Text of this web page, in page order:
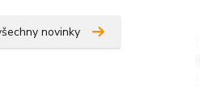
novinky